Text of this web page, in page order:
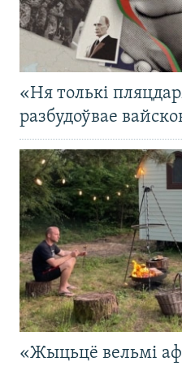
«Ня толькі
разбудоўвае
«Жыцьцё вельмі